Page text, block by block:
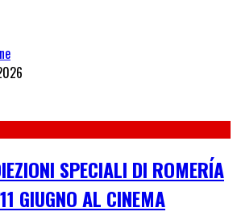
SPECIALI DI ROMERÍA
GIUGNO AL CINEMA